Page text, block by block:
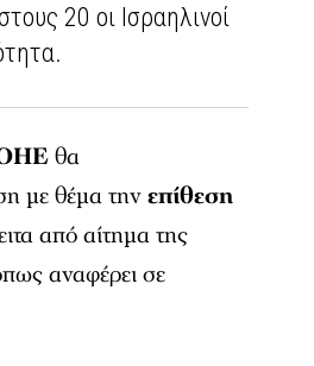
20 οι Ισραηλινοί
ΟΗΕθα
με θέμα τηνεπίθεση
από αίτημα της
αναφέρει σε